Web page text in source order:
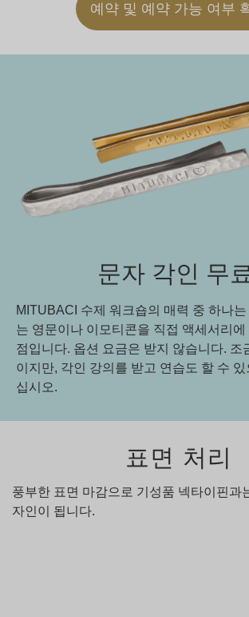
예약 및 예약 가능 여부
문자 각인 무
MITUBACI 수제 워크숍의 매력 중 하나
는 영문이나 이모티콘을 직접 액세서리
점입니다. 옵션 요금은 받지 않습니다. 조
이지만, 각인 강의를 받고 연습도 할 수
십시오.
표면 처리
풍부한 표면 마감으로 기성품 넥타이핀과
자인이 됩니다.